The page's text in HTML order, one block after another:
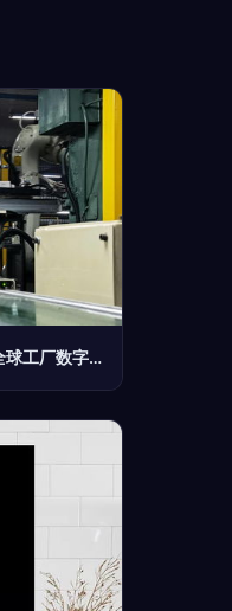
坐拥两座灯塔工厂 美的方洪波宣布加速全球工厂数字化转型